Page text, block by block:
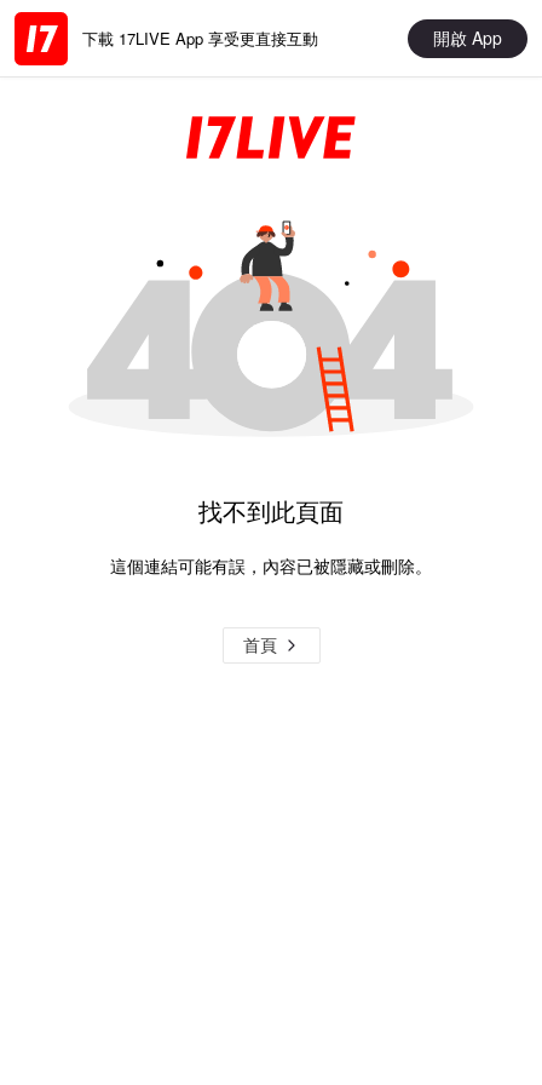
下載 17LIVE App 享受更直接互動 開啟 App
找不到此頁面
這個連結可能有誤，內容已被隱藏或刪除。
首頁